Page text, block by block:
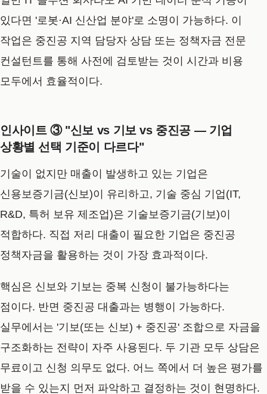
있다면 '로봇·AI 신산업 분야'로 소명이 가능하다. 이
작업은 중진공 지역 담당자 상담 또는 정책자금 전문
컨설턴트를 통해 사전에 검토받는 것이 시간과 비용
모두에서 효율적이다.
인사이트 ③ "신보 vs 기보 vs 중진공 — 기업
상황별 선택 기준이 다르다"
기술이 없지만 매출이 발생하고 있는 기업은
신용보증기금(신보)이 유리하고, 기술 중심 기업(IT,
R&D, 특허 보유 제조업)은 기술보증기금(기보)이
적합하다. 직접 저리 대출이 필요한 기업은 중진공
정책자금을 활용하는 것이 가장 효과적이다.
핵심은 신보와 기보는 중복 신청이 불가능하다는
점이다. 반면 중진공 대출과는 병행이 가능하다.
실무에서는 '기보(또는 신보) + 중진공' 조합으로 자금을
구조화하는 전략이 자주 사용된다. 두 기관 모두 상담은
무료이고 신청 의무도 없다. 어느 쪽에서 더 높은 평가를
받을 수 있는지 먼저 파악하고 결정하는 것이 현명하다.